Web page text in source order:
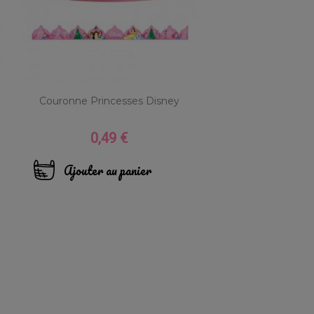
Couronne Princesses Disney
Prix
0,49 €
Ajouter au panier